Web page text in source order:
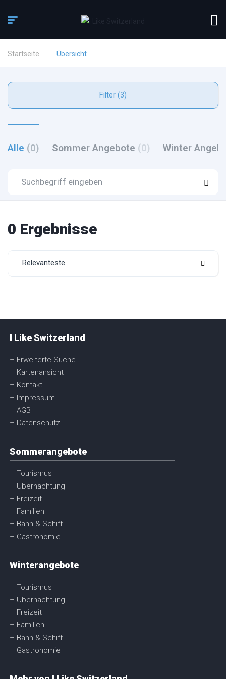
Startseite Übersicht
Filter (3)
Alle (0) Sommer Angebote (0) Winter
0 Ergebnisse
Relevanteste
I Like Switzerland
– Erweiterte Suche
– Kartenansicht
– Kontakt
– Impressum
– AGB
– Datenschutz
Sommerangebote
– Tourismus
– Übernachtung
– Freizeit
– Familien
– Bahn & Schiff
– Gastronomie
Winterangebote
– Tourismus
– Übernachtung
– Freizeit
– Familien
– Bahn & Schiff
– Gastronomie